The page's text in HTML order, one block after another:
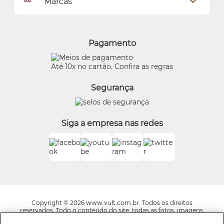
Política de Privacidade
Preferências de Cookies
Termos de Uso
Trocas e Devoluções
Meus endereços
Quem Disse, Berenice?
Beleza na Web
Boticário Internacional
Pagamento
Até 10x no cartão. Confira as regras
Segurança
Siga a empresa nas redes
Copyright © 2026 www.vult.com.br. Todos os direitos
reservados. Todo o conteúdo do site, todas as fotos, imagens,